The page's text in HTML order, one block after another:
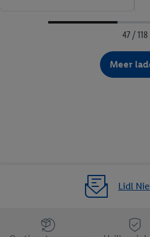
47 / 118
Meer
Lidl
Jouw voordelen bij ons als Lidl